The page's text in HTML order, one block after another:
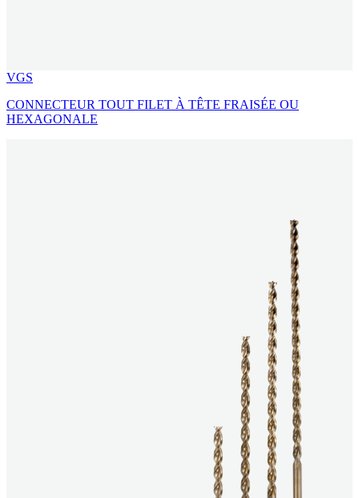
VGS
CONNECTEUR TOUT FILET À TÊTE FRAISÉE OU
HEXAGONALE